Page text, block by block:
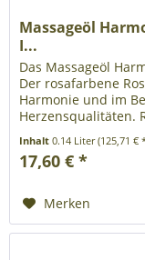
Massageöl
I...
Das Massageöl
Der rosafarbene
Harmonie und im
Herzensqualitäten.
Inhalt0.14 Liter(125,71 €
17,60 € *
Merken